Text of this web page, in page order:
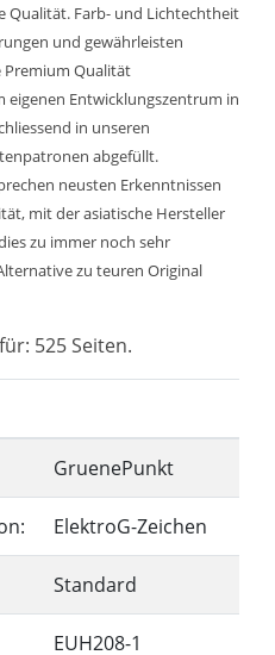
Qualität. Farb- und Lichtechtheit
und gewährleisten
Premium Qualität
eigenen Entwicklungszentrum in
in unseren
abgefüllt.
neusten Erkenntnissen
mit der asiatische Hersteller
zu immer noch sehr
zu teuren Original
525 Seiten.
GruenePunkt
ElektroG-Zeichen
Standard
EUH208-1